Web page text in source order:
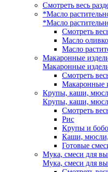
Смотреть весь
*Масло
*Масло
Смотреть
Масло
Масло
Макаронные
Макаронные
Смотреть
Макаронные
Крупы, каши,
Крупы, каши,
Смотреть
Рис
Крупы и
Каши, мюсли,
Готовые
Мука, смеси для
Мука, смеси для